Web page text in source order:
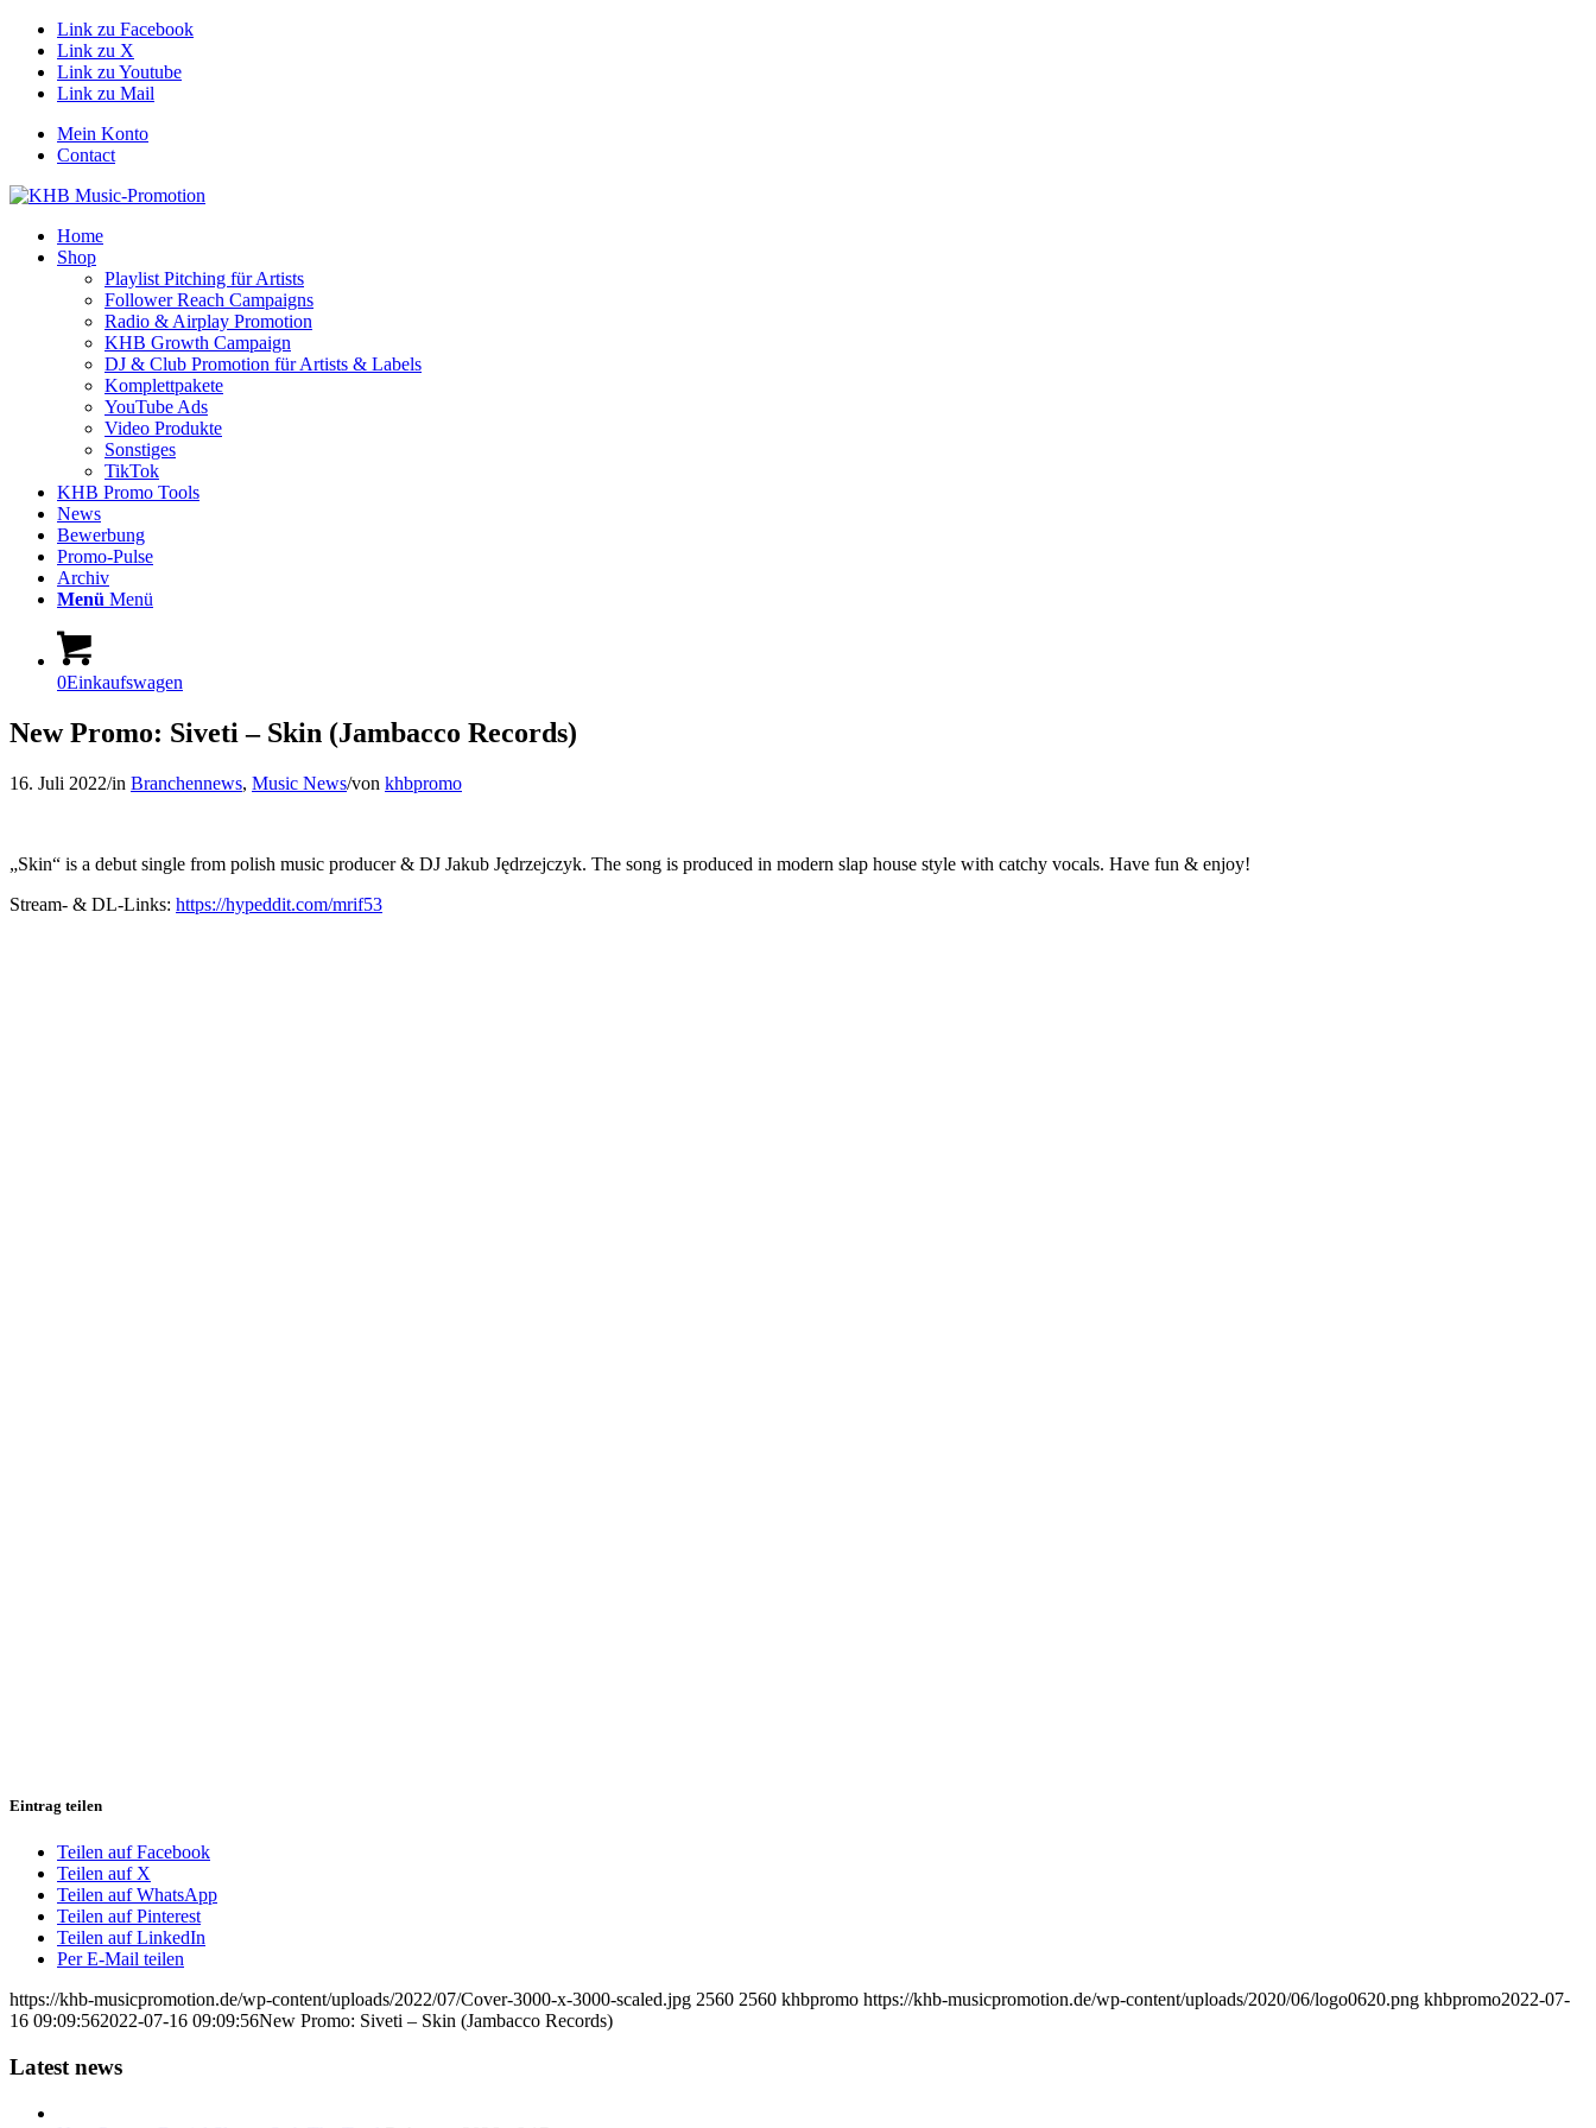
Link zu Facebook
Link zu X
Link zu Youtube
Link zu Mail
Mein Konto
Contact
Home
Shop
Playlist Pitching für Artists
Follower Reach Campaigns
Radio & Airplay Promotion
KHB Growth Campaign
DJ & Club Promotion für Artists & Labels
Komplettpakete
YouTube Ads
Video Produkte
Sonstiges
TikTok
KHB Promo Tools
News
Bewerbung
Promo-Pulse
Archiv
Menü Menü
0Einkaufswagen
New Promo: Siveti – Skin (Jambacco Records)
16. Juli 2022/in Branchennews, Music News/von khbpromo
„Skin“ is a debut single from polish music producer & DJ Jakub Jędrzejczyk. The song is produced in modern slap house style with catchy vocals. Have fun & enjoy!
Stream- & DL-Links: https://hypeddit.com/mrif53
Eintrag teilen
Teilen auf Facebook
Teilen auf X
Teilen auf WhatsApp
Teilen auf Pinterest
Teilen auf LinkedIn
Per E-Mail teilen
https://khb-musicpromotion.de/wp-content/uploads/2022/07/Cover-3000-x-3000-scaled.jpg 2560 2560 khbpromo https://khb-musicpromotion.de/wp-content/uploads/2020/06/logo0620.png khbpromo2022-07-
16 09:09:562022-07-16 09:09:56New Promo: Siveti – Skin (Jambacco Records)
Latest news